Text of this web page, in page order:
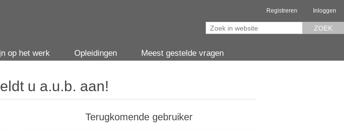
Registreren Inloggen
ZOEK
op het werk Opleidingen Meest gestelde vragen
u a.u.b. aan!
Terugkomende gebruiker